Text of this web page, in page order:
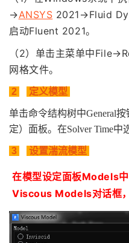
→ANSYS 2021→Fluid
启动Fluent 2021。
（2）单击主菜单中
网格文件。
2 定义模型
单击命令结构树中General
定）面板。在Solver Time中
3 设置湍流模型
在模型设定面板Models
Viscous Models对话框